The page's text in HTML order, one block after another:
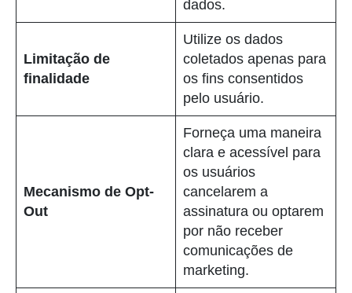
dados.
Limitação de
finalidade
Utilize os dados
coletados apenas para
os fins consentidos
pelo usuário.
Mecanismo de Opt-
Out
Forneça uma maneira
clara e acessível para
os usuários
cancelarem a
assinatura ou optarem
por não receber
comunicações de
marketing.